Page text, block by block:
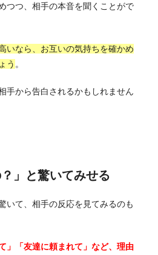
つつ、相手の本音を聞くことがで
いなら、お互いの気持ちを確かめ
う 。
手から告白されるかもしれません
？」と驚いてみせる
いて、相手の反応を見てみるのも
」「友達に頼まれて」など、理由